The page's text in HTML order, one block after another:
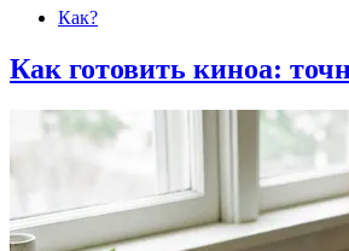
Как?
Как готовить киноа: